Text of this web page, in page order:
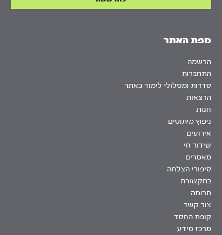
מפת האתר
הרשמה
התחברות
סדרות ומסלולי לימוד באתר
הרצאות
חנות
ניפוץ מיתוסים
אירועים
שידור חי
מאמרים
סיפורי הצלחה
בתקשורת
תרומה
צור קשר
קופת החסד
מרכז מידע